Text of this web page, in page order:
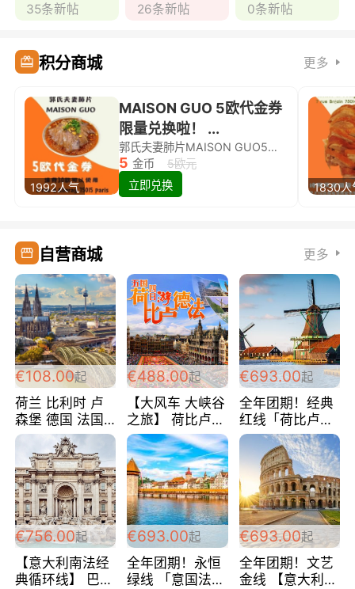
35条新帖 26条新帖 0条新帖
积分商城 更多
1992人气
MAISON GUO 5欧代金券
限量兑换啦！ ...
郭氏夫妻肺片MAISON GUO5欧代金券限量兑换啦！
5 金币
5欧元
立即兑换
1830人
自营商城 更多
€108.00起
荷兰 比利时 卢
森堡 德国 法国
超爽玩遍西欧 循
环线 全程四星宾
馆 108欧/人/天
€488.00起
【大风车 大峡谷
之旅】 荷比卢德
法 巴黎上下 经
典五国四日游
488欧/人
€693.00起
全年团期！经典
红线「荷比卢德
法」七天循环 五
国 仅售99欧/人/
天！巴黎上下！
包拼房~
€756.00起
【意大利南法经
典循环线】 巴黎
€693.00起
全年团期！永恒
绿线 「意国法
€693.00起
全年团期！文艺
金线 【意大利一